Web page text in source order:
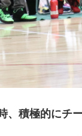
、積極的にチ